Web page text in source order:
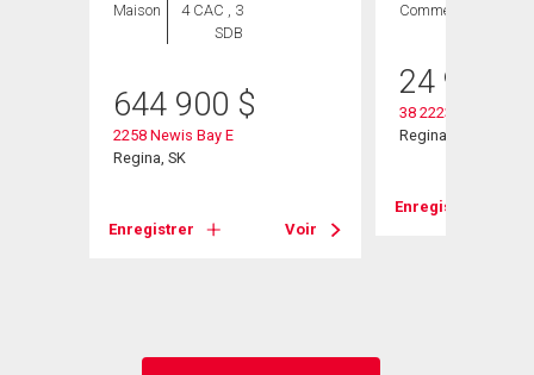
Maison
4 CAC , 3
SDB
644 900 $
2258 Newis Bay E
Regina, SK
Enregistrer Voir
Commercial
24 999
38 2223 Victoria
Regina, SK
Enregistrer